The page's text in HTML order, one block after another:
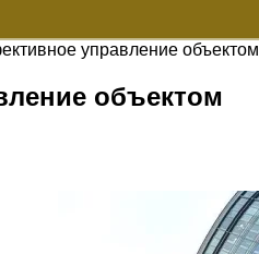
управление объектом
объектом